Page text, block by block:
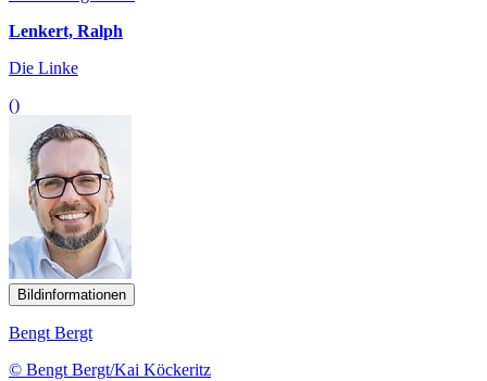
Lenkert, Ralph
Die Linke
()
Bildinformationen
Bengt Bergt
© Bengt Bergt/Kai Köckeritz